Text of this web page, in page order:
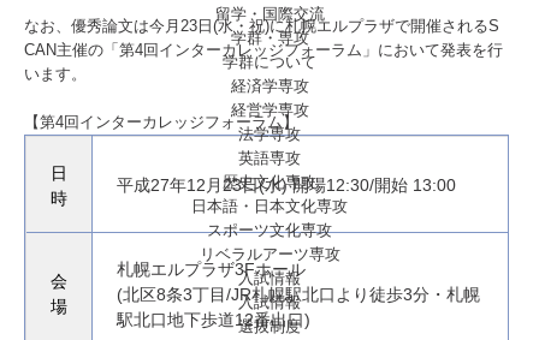
留学・国際交流
学群・専攻
学群について
経済学専攻
経営学専攻
法学専攻
英語専攻
歴史文化専攻
日本語・日本文化専攻
スポーツ文化専攻
リベラルアーツ専攻
入試情報
入試情報
選抜制度
なお、優秀論文は今月23日(水・祝)に札幌エルプラザで開催されるS
CAN主催の「第4回インターカレッジフォーラム」において発表を行
います。
【第4回インターカレッジフォーラム】
日
時
平成27年12月23日(水) 開場12:30/開始 13:00
会
場
札幌エルプラザ3Fホール
(北区8条3丁目/JR札幌駅北口より徒歩3分・札幌
駅北口地下歩道12番出口)